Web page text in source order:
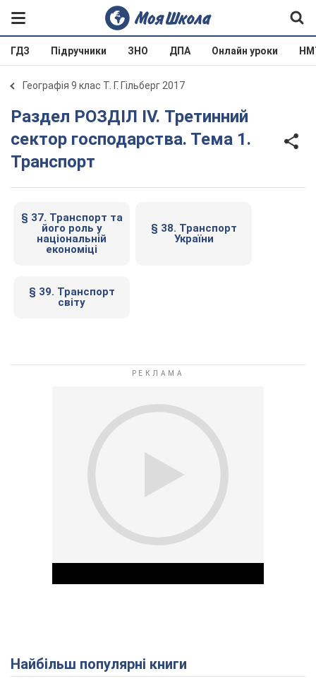
ГДЗ Підручники ЗНО ДПА Онлайн уроки
Географія 9 клас Т. Г. Гільберг 2017
Раздел РОЗДІЛ ІV. Третинний
сектор господарства. Тема 1.
Транспорт
§ 37. Транспорт та
його роль у
національній
економіці
§ 38. Транспорт
України
§ 39. Транспорт
світу
Play Video
Найбільш популярні книги